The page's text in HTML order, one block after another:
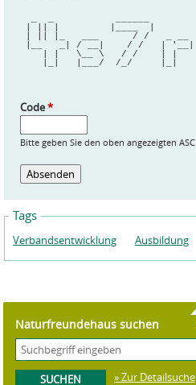
| || |_   ___      / /   _ __
|__   _| / __|    / /   |
| |   \__ \   / /    | |
|_|   |___/  /_/     |_|
Code*
Bitte geben Sie den oben angezeigten
Tags
Verbandsentwicklung Ausbildung
Naturfreundehaus suchen
» Zur Detailsuche